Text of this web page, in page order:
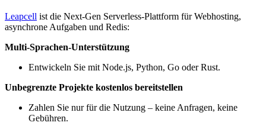
Leapcell ist die Next-Gen Serverless-Plattform für Webhosting,
asynchrone Aufgaben und Redis:
Multi-Sprachen-Unterstützung
Entwickeln Sie mit Node.js, Python, Go oder Rust.
Unbegrenzte Projekte kostenlos bereitstellen
Zahlen Sie nur für die Nutzung – keine Anfragen, keine
Gebühren.